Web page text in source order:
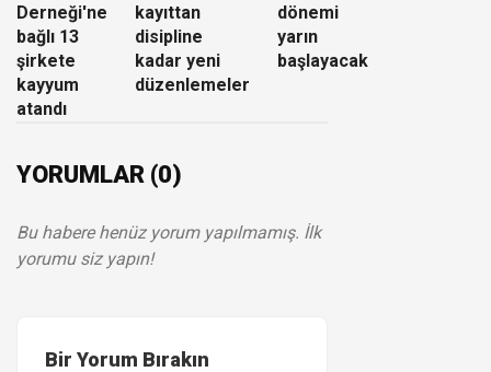
Derneği'ne
bağlı 13
şirkete
kayyum
atandı
kayıttan
disipline
kadar yeni
düzenlemeler
dönemi
yarın
başlayacak
YORUMLAR (0)
Bu habere henüz yorum yapılmamış. İlk
yorumu siz yapın!
Bir Yorum Bırakın